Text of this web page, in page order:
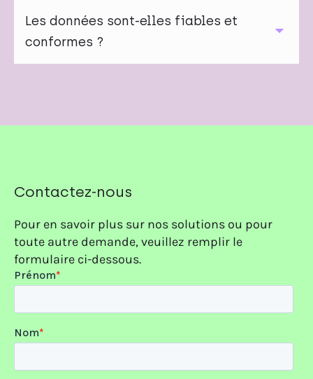
offrant des analytics quasi instantanés pour réagir
Les données sont-elles fiables et
conformes ?
Contactez-nous
Pour en savoir plus sur nos solutions ou pour
toute autre demande, veuillez remplir le
formulaire ci-dessous.